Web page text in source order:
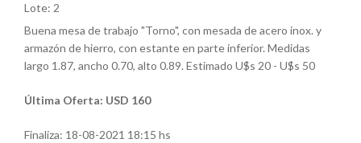
Lote: 2
Buena mesa de trabajo "Torno", con mesada de acero inox. y
armazón de hierro, con estante en parte inferior. Medidas
largo 1.87, ancho 0.70, alto 0.89. Estimado U$s 20 - U$s 50
Última Oferta: USD 160
Finaliza: 18-08-2021 18:15 hs